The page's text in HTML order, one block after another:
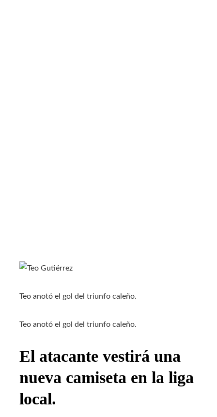
Teo anotó el gol del triunfo caleño.
Teo anotó el gol del triunfo caleño.
El atacante vestirá una
nueva camiseta en la liga
local.